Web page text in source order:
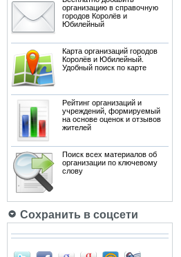
организацию в справочную
городов Королёв и
Юбилейный
Карта организаций городов
Королёв и Юбилейный.
Удобный поиск по карте
Рейтинг организаций и
учреждений, формируемый
на основе оценок и отзывов
жителей
Поиск всех материалов об
организации по ключевому
слову
Сохранить в соцсети